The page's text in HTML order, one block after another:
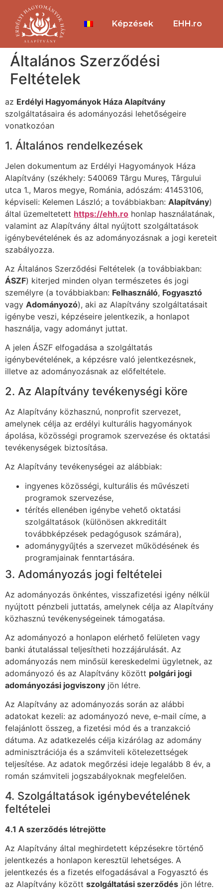
Képzések EHH.ro
Általános Szerződési
Feltételek
az Erdélyi Hagyományok Háza Alapítvány
szolgáltatásaira és adományozási lehetőségeire
vonatkozóan
1. Általános rendelkezések
Jelen dokumentum az Erdélyi Hagyományok Háza
Alapítvány (székhely: 540069 Târgu Mureș, Târgului
utca 1., Maros megye, Románia, adószám: 41453106,
képviseli: Kelemen László; a továbbiakban: Alapítvány)
által üzemeltetett https://ehh.ro honlap használatának,
valamint az Alapítvány által nyújtott szolgáltatások
igénybevételének és az adományozásnak a jogi kereteit
szabályozza.
Az Általános Szerződési Feltételek (a továbbiakban:
ÁSZF) kiterjed minden olyan természetes és jogi
személyre (a továbbiakban: Felhasználó, Fogyasztó
vagy Adományozó), aki az Alapítvány szolgáltatásait
igénybe veszi, képzéseire jelentkezik, a honlapot
használja, vagy adományt juttat.
A jelen ÁSZF elfogadása a szolgáltatás
igénybevételének, a képzésre való jelentkezésnek,
illetve az adományozásnak az előfeltétele.
2. Az Alapítvány tevékenységi köre
Az Alapítvány közhasznú, nonprofit szervezet,
amelynek célja az erdélyi kulturális hagyományok
ápolása, közösségi programok szervezése és oktatási
tevékenységek biztosítása.
Az Alapítvány tevékenységei az alábbiak:
ingyenes közösségi, kulturális és művészeti
programok szervezése,
térítés ellenében igénybe vehető oktatási
szolgáltatások (különösen akkreditált
továbbképzések pedagógusok számára),
adománygyűjtés a szervezet működésének és
programjainak fenntartására.
3. Adományozás jogi feltételei
Az adományozás önkéntes, visszafizetési igény nélkül
nyújtott pénzbeli juttatás, amelynek célja az Alapítvány
közhasznú tevékenységeinek támogatása.
Az adományozó a honlapon elérhető felületen vagy
banki átutalással teljesítheti hozzájárulását. Az
adományozás nem minősül kereskedelmi ügyletnek, az
adományozó és az Alapítvány között polgári jogi
adományozási jogviszony jön létre.
Az Alapítvány az adományozás során az alábbi
adatokat kezeli: az adományozó neve, e-mail címe, a
felajánlott összeg, a fizetési mód és a tranzakció
dátuma. Az adatkezelés célja kizárólag az adomány
adminisztrációja és a számviteli kötelezettségek
teljesítése. Az adatok megőrzési ideje legalább 8 év, a
román számviteli jogszabályoknak megfelelően.
4. Szolgáltatások igénybevételének
feltételei
4.1 A szerződés létrejötte
Az Alapítvány által meghirdetett képzésekre történő
jelentkezés a honlapon keresztül lehetséges. A
jelentkezés és a fizetés elfogadásával a Fogyasztó és
az Alapítvány között szolgáltatási szerződés jön létre.